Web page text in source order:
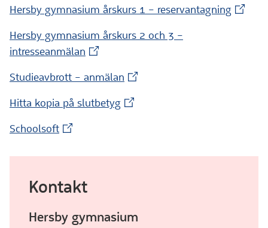
Hersby gymnasium årskurs 1 – reservantagning
Hersby gymnasium årskurs 2 och 3 –
intresseanmälan (Extern webbplats)
Studieavbrott – anmälan (Extern webbplats)
Hitta kopia på slutbetyg(Extern webbplats)
Schoolsoft(Extern webbplats)
Kontakt
Hersby gymnasium